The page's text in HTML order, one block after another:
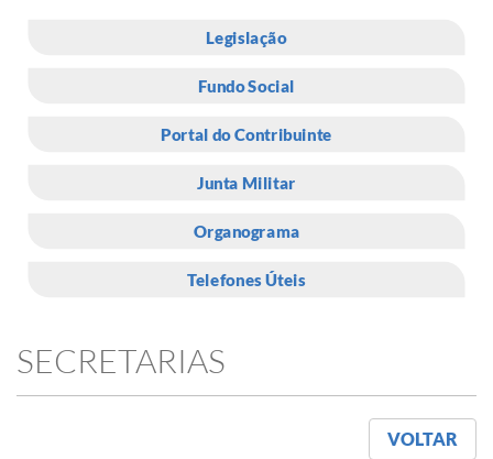
Legislação
Fundo Social
Portal do Contribuinte
Junta Militar
Organograma
Telefones Úteis
SECRETARIAS
VOLTAR